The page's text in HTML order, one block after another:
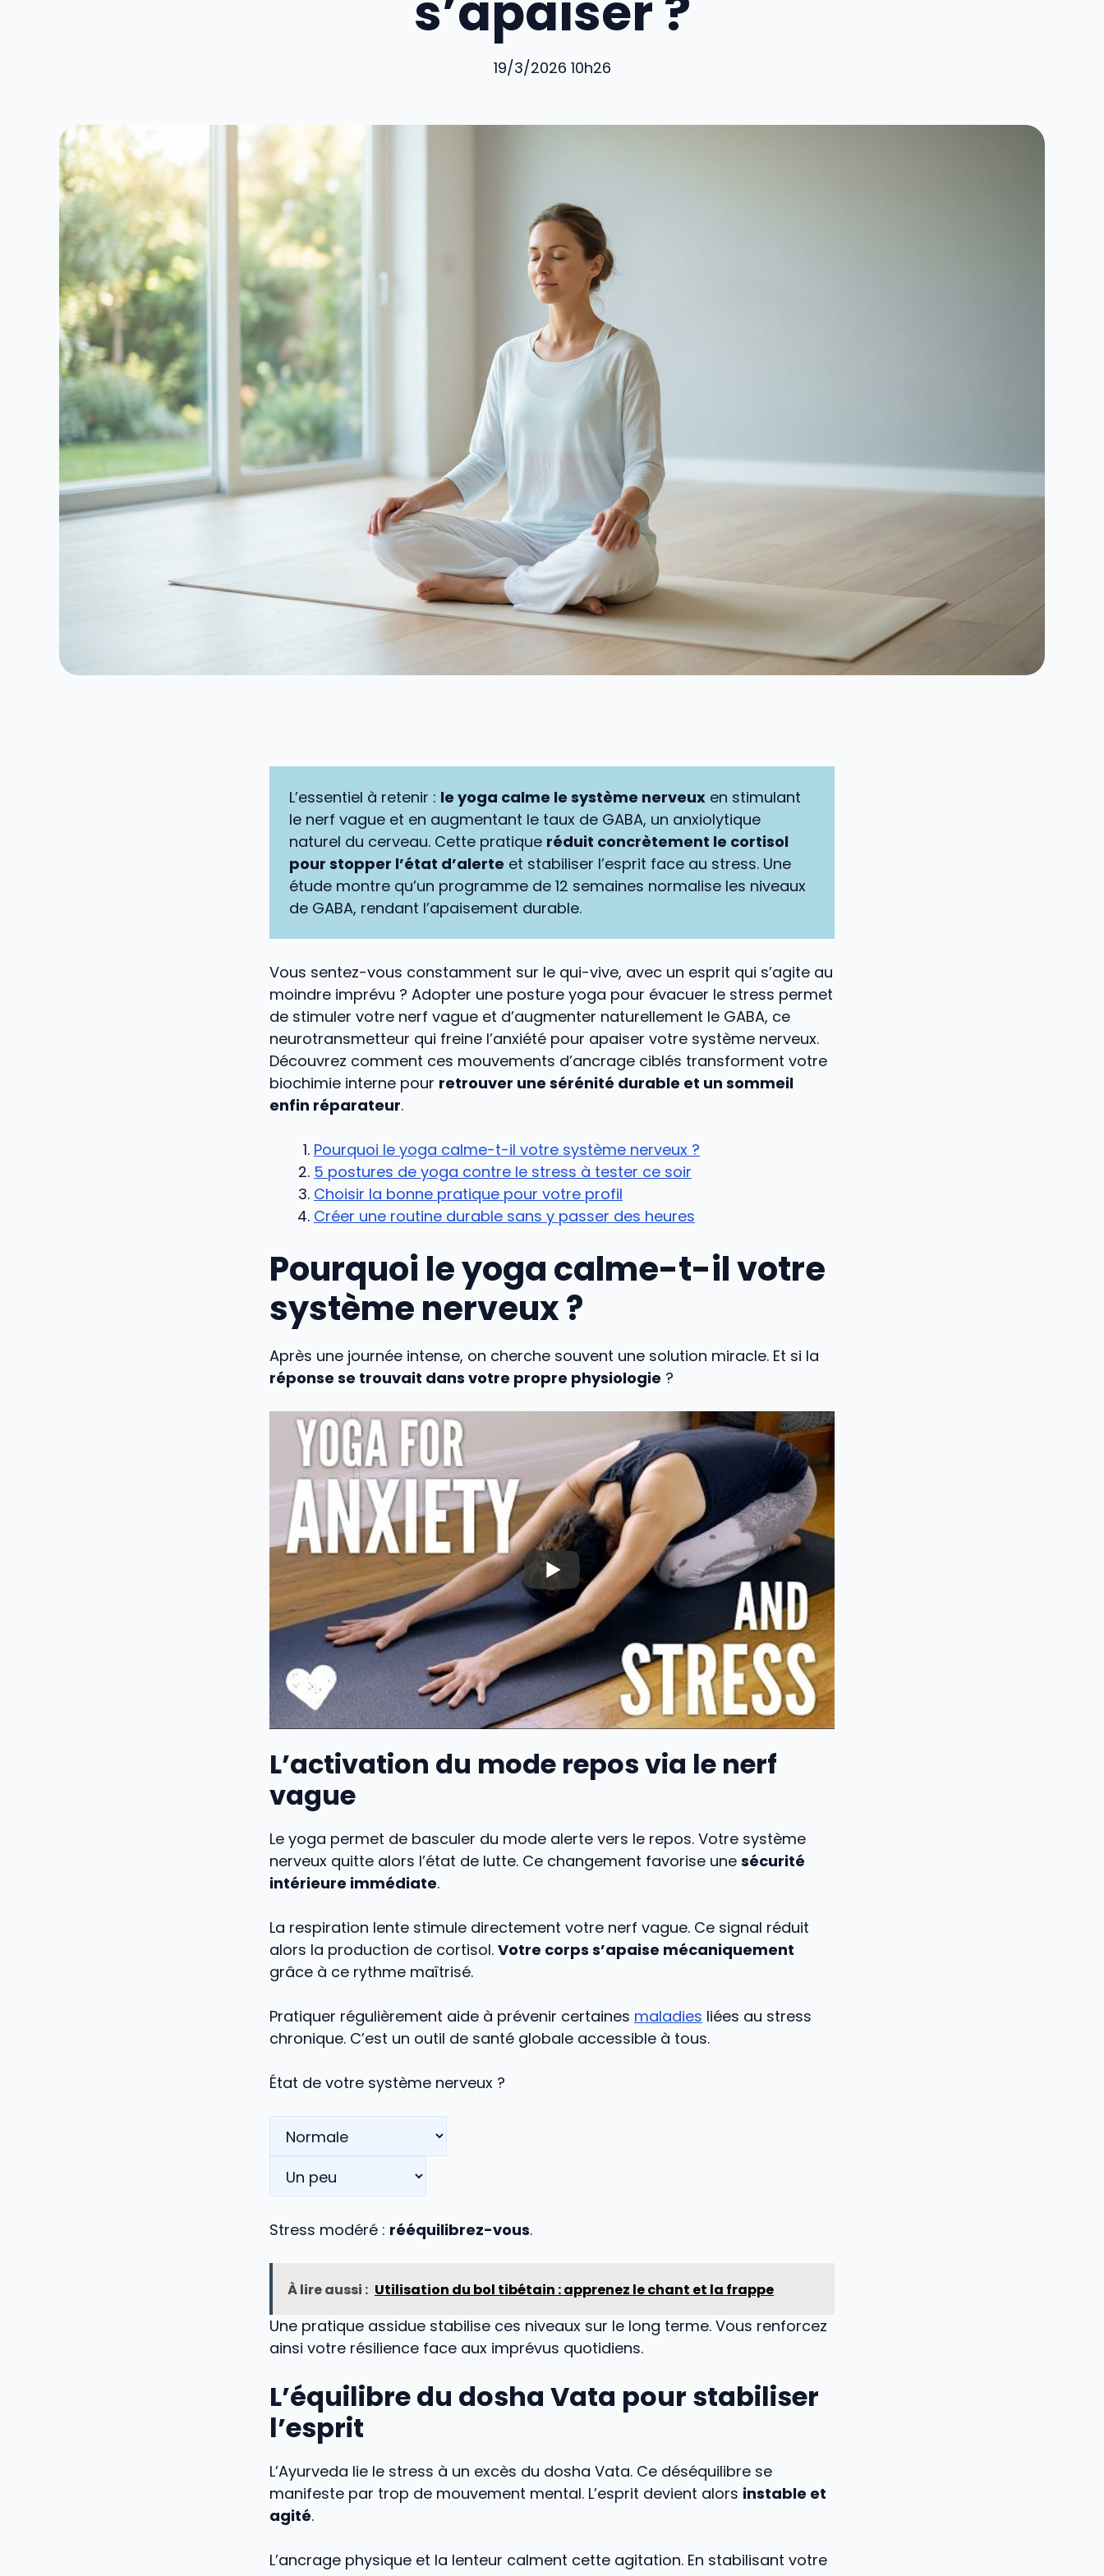
19/3/2026 10h26
L’essentiel à retenir : le yoga calme le système nerveux en stimulant
le nerf vague et en augmentant le taux de GABA, un anxiolytique
naturel du cerveau. Cette pratique réduit concrètement le cortisol
pour stopper l’état d’alerte et stabiliser l’esprit face au stress. Une
étude montre qu’un programme de 12 semaines normalise les niveaux
de GABA, rendant l’apaisement durable.
Vous sentez-vous constamment sur le qui-vive, avec un esprit qui s’agite au
moindre imprévu ? Adopter une posture yoga pour évacuer le stress permet
de stimuler votre nerf vague et d’augmenter naturellement le GABA, ce
neurotransmetteur qui freine l’anxiété pour apaiser votre système nerveux.
Découvrez comment ces mouvements d’ancrage ciblés transforment votre
biochimie interne pour retrouver une sérénité durable et un sommeil
enfin réparateur.
Pourquoi le yoga calme-t-il votre système nerveux ?
5 postures de yoga contre le stress à tester ce soir
Choisir la bonne pratique pour votre profil
Créer une routine durable sans y passer des heures
Pourquoi le yoga calme-t-il votre
système nerveux ?
Après une journée intense, on cherche souvent une solution miracle. Et si la
réponse se trouvait dans votre propre physiologie ?
L’activation du mode repos via le nerf
vague
Le yoga permet de basculer du mode alerte vers le repos. Votre système
nerveux quitte alors l’état de lutte. Ce changement favorise une sécurité
intérieure immédiate.
La respiration lente stimule directement votre nerf vague. Ce signal réduit
alors la production de cortisol. Votre corps s’apaise mécaniquement
grâce à ce rythme maîtrisé.
Pratiquer régulièrement aide à prévenir certaines maladies liées au stress
chronique. C’est un outil de santé globale accessible à tous.
État de votre système nerveux ?
Stress modéré : rééquilibrez-vous.
À lire aussi : Utilisation du bol tibétain : apprenez le chant et la frappe
Une pratique assidue stabilise ces niveaux sur le long terme. Vous renforcez
ainsi votre résilience face aux imprévus quotidiens.
L’équilibre du dosha Vata pour stabiliser
l’esprit
L’Ayurveda lie le stress à un excès du dosha Vata. Ce déséquilibre se
manifeste par trop de mouvement mental. L’esprit devient alors instable et
agité.
L’ancrage physique et la lenteur calment cette agitation. En stabilisant votre